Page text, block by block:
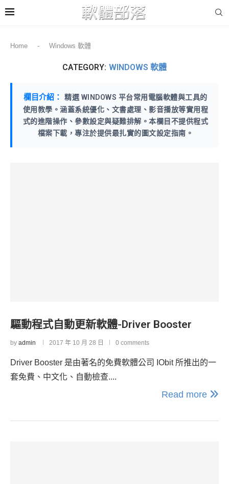
Home - Windows 軟體
CATEGORY: WINDOWS 軟體
欄目介紹：
精選 WINDOWS 平台常用電腦軟體與工具的
使用教學。涵蓋系統優化、文書處理、影音播放等實用程
式的進階操作、參數設定與疑難排解。本欄目不提供程式
檔案下載，專注於提供最扎實的圖文設定指南。
驅動程式自動更新軟體-Driver Booster
by admin 2017 年 10 月 28 日 0 comments
Driver Booster 是由著名的免費軟體公司 IObit 所推出的一
套免費、中文化、自動檢查....
Read more